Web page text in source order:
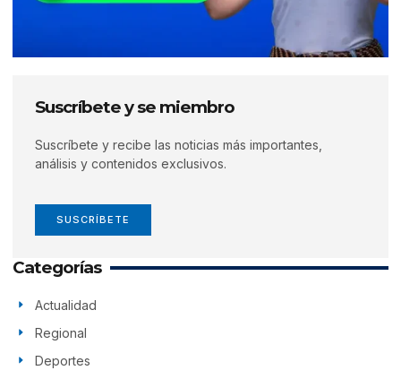
Suscríbete y se miembro
Suscríbete y recibe las noticias más importantes,
análisis y contenidos exclusivos.
SUSCRÍBETE
Categorías
Actualidad
Regional
Deportes